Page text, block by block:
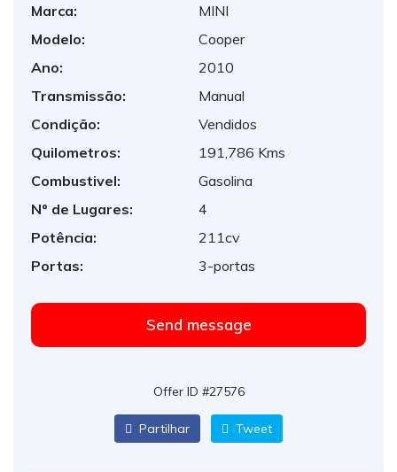
Marca:
MINI
Modelo:
Cooper
Ano:
2010
Transmissão:
Manual
Condição:
Vendidos
Quilometros:
191,786 Kms
Combustivel:
Gasolina
Nº de Lugares:
4
Potência:
211cv
Portas:
3-portas
Send message
Offer ID #27576
Partilhar Tweet